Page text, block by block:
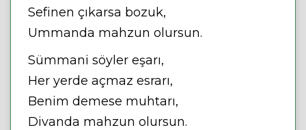
Sefinen çıkarsa bozuk,
Ummanda mahzun olursun.
Sümmani söyler eşarı,
Her yerde açmaz esrarı,
Benim demese muhtarı,
Divanda mahzun olursun.